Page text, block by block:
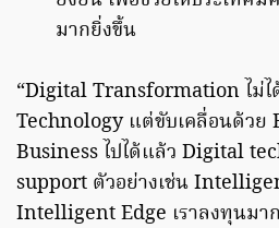
มากยิ่งขึ้น
“Digital Transformation ไม่ไ
Technology แต่ขับเคลื่อนด้วย
Business ไปได้แล้ว Digital
support ตัวอย่างเช่น
Intelligent Edge เราลงทุนมา